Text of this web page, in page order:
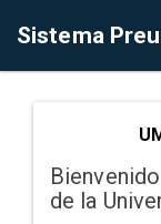
Sistema
de la